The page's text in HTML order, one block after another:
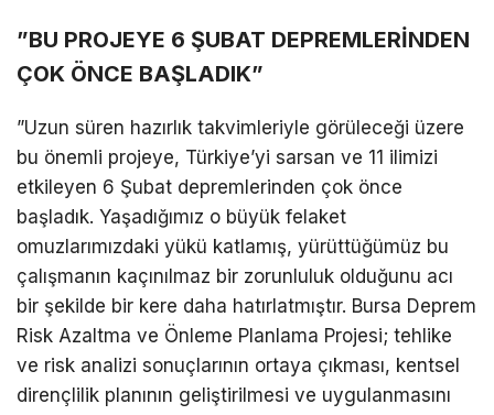
​”BU PROJEYE 6 ŞUBAT DEPREMLERİNDEN
ÇOK ÖNCE BAŞLADIK”
​”Uzun süren hazırlık takvimleriyle görüleceği üzere
bu önemli projeye, Türkiye’yi sarsan ve 11 ilimizi
etkileyen 6 Şubat depremlerinden çok önce
başladık. Yaşadığımız o büyük felaket
omuzlarımızdaki yükü katlamış, yürüttüğümüz bu
çalışmanın kaçınılmaz bir zorunluluk olduğunu acı
bir şekilde bir kere daha hatırlatmıştır. Bursa Deprem
Risk Azaltma ve Önleme Planlama Projesi; tehlike
ve risk analizi sonuçlarının ortaya çıkması, kentsel
dirençlilik planının geliştirilmesi ve uygulanmasını